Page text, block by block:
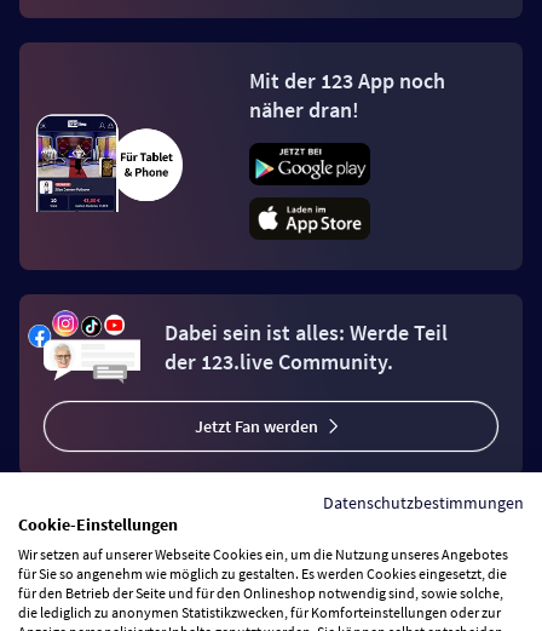
Mit der 123 App noch
näher dran!
Dabei sein ist alles: Werde Teil
der 123.live Community.
Jetzt Fan werden
Vertrag widerrufen
Datenschutzbestimmungen
Cookie-Einstellungen
Wir setzen auf unserer Webseite Cookies ein, um die Nutzung unseres Angebotes
für Sie so angenehm wie möglich zu gestalten. Es werden Cookies eingesetzt, die
für den Betrieb der Seite und für den Onlineshop notwendig sind, sowie solche,
die lediglich zu anonymen Statistikzwecken, für Komforteinstellungen oder zur